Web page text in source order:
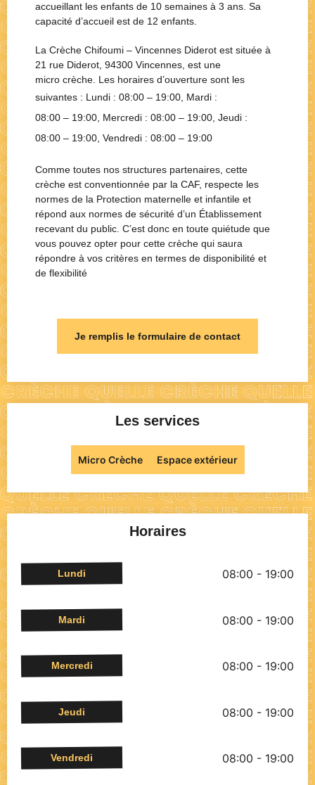
accueillant les enfants de 10 semaines à 3 ans. Sa
La Crèche Chifoumi – Vincennes Diderot est située à
21 rue Diderot, 94300 Vincennes , est une
micro crèche . Les horaires d’ouverture sont les
suivantes : Lundi : 08:00 – 19:00 , Mardi :
08:00 – 19:00 , Mercredi : 08:00 – 19:00 , Jeudi :
08:00 – 19:00 , Vendredi : 08:00 – 19:00
Comme toutes nos structures partenaires, cette
crèche est conventionnée par la CAF, respecte les
normes de la Protection maternelle et infantile et
répond aux normes de sécurité d’un Établissement
recevant du public. C’est donc en toute quiétude que
vous pouvez opter pour cette crèche qui saura
répondre à vos critères en termes de disponibilité et
de flexibilité
Je remplis le formulaire de contact
Les services
Micro Crèche Espace extérieur
Horaires
Lundi 08:00 - 19:00
Mardi 08:00 - 19:00
Mercredi 08:00 - 19:00
Jeudi 08:00 - 19:00
Vendredi 08:00 - 19:00